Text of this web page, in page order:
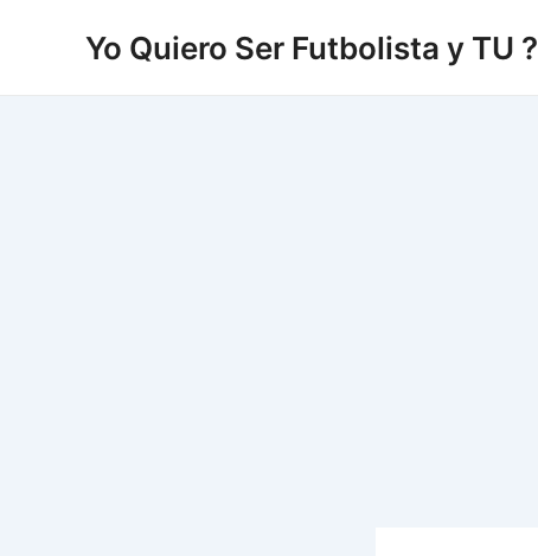
Yo Quiero Ser Futbolista y TU ?